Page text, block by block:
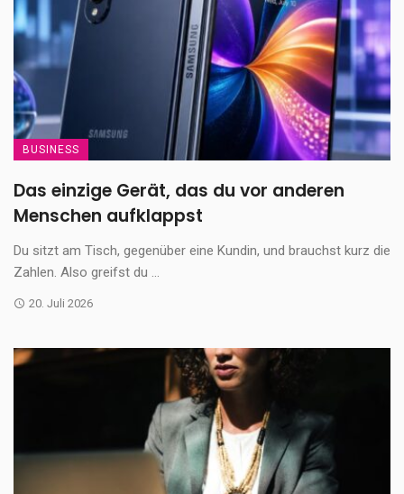
BUSINESS
Das einzige Gerät, das du vor anderen
Menschen aufklappst
Du sitzt am Tisch, gegenüber eine Kundin, und brauchst kurz die
Zahlen. Also greifst du ...
20. Juli 2026